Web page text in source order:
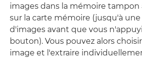
images dans la mémoire
sur la carte mémoire (jusqu'à
d'images avant que vous
bouton). Vous pouvez alors
image et l'extraire